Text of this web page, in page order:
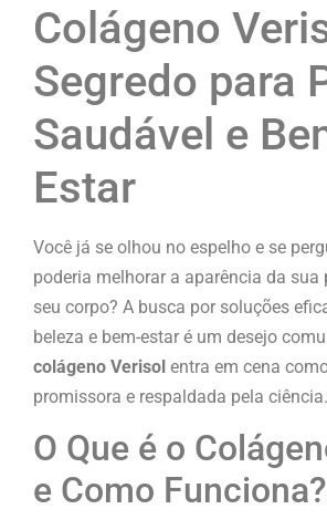
Colágeno
Segredo para
Saudável e
Estar
Você já se olhou no espelho e se
poderia melhorar a aparência da sua
seu corpo? A busca por soluções
beleza e bem-estar é um desejo
colágeno Verisol entra em cena
promissora e respaldada pela ciência.
O Que é o
e Como Funciona?